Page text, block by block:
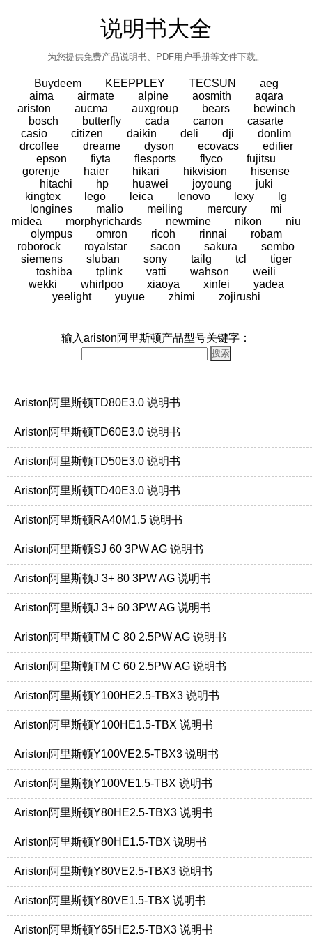
说明书大全
为您提供免费产品说明书、PDF用户手册等文件下载。
Buydeem KEEPPLEY TECSUN
aeg
aima
airmate alpine aosmith
aqara
ariston
aucma auxgroup bears
bewinch
bosch
butterfly cada canon
casarte
casio
citizen daikin deli dji
donlim
drcoffee
dreame dyson ecovacs
edifier
epson
fiyta flesports flyco
fujitsu
gorenje
haier hikari hikvision
hisense
hitachi
hp huawei joyoung
juki
kingtex
lego leica lenovo lexy
lg
longines
malio meiling mercury
mi
midea
morphyrichards newmine nikon
niu
olympus
omron ricoh rinnai
robam
roborock
royalstar sacon sakura
sembo
siemens
sluban sony tailg tcl
tiger
toshiba
tplink vatti wahson
weili
wekki
whirlpoo xiaoya xinfei
yadea
yeelight
yuyue zhimi zojirushi
输入ariston阿里斯顿产品型号关键字：
Ariston阿里斯顿TD80E3.0 说明书
Ariston阿里斯顿TD60E3.0 说明书
Ariston阿里斯顿TD50E3.0 说明书
Ariston阿里斯顿TD40E3.0 说明书
Ariston阿里斯顿RA40M1.5 说明书
Ariston阿里斯顿SJ 60 3PW AG 说明书
Ariston阿里斯顿J 3+ 80 3PW AG 说明书
Ariston阿里斯顿J 3+ 60 3PW AG 说明书
Ariston阿里斯顿TM C 80 2.5PW AG 说明书
Ariston阿里斯顿TM C 60 2.5PW AG 说明书
Ariston阿里斯顿Y100HE2.5-TBX3 说明书
Ariston阿里斯顿Y100HE1.5-TBX 说明书
Ariston阿里斯顿Y100VE2.5-TBX3 说明书
Ariston阿里斯顿Y100VE1.5-TBX 说明书
Ariston阿里斯顿Y80HE2.5-TBX3 说明书
Ariston阿里斯顿Y80HE1.5-TBX 说明书
Ariston阿里斯顿Y80VE2.5-TBX3 说明书
Ariston阿里斯顿Y80VE1.5-TBX 说明书
Ariston阿里斯顿Y65HE2.5-TBX3 说明书